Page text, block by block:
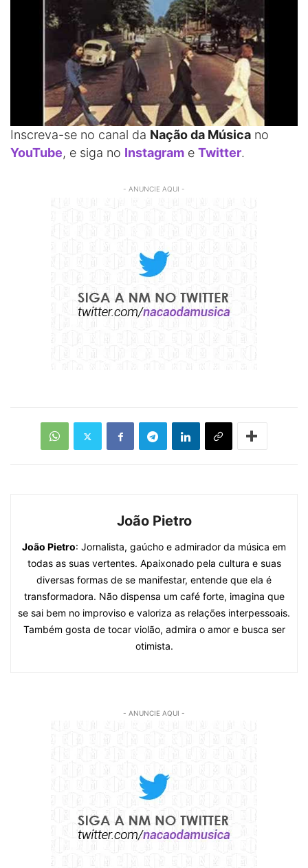
Inscreva-se no canal da Nação da Música no
YouTube, e siga no Instagram e Twitter.
- ANUNCIE AQUI -
João Pietro
João Pietro: Jornalista, gaúcho e admirador da música em
todas as suas vertentes. Apaixonado pela cultura e suas
diversas formas de se manifestar, entende que ela é
transformadora. Não dispensa um café forte, imagina que
se sai bem no improviso e valoriza as relações interpessoais.
Também gosta de tocar violão, admira o amor e busca ser
otimista.
- ANUNCIE AQUI -